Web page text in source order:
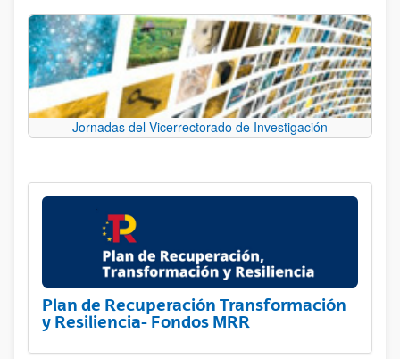
Jornadas del Vicerrectorado de Investigación
Plan de Recuperación Transformación
y Resiliencia- Fondos MRR